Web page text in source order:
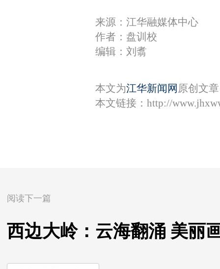
来源：江华融媒体中心
作者：盘训校
编辑：刘翥
本文为江华新闻网 原创文
本文链接： http://
阅读下一篇
西边大岭：云海翻涌 美丽